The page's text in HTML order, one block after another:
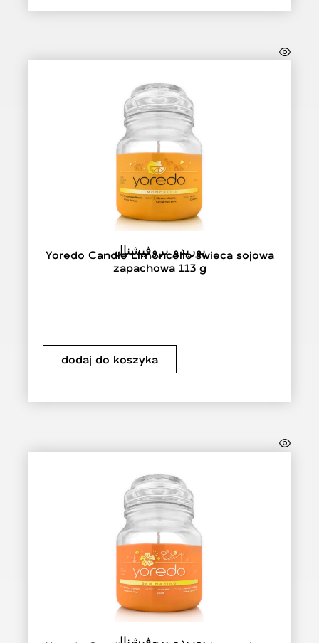
يوريدو بروفيشنال
Yoredo Candle Limoncello świeca sojowa
zapachowa 113 g
dodaj do koszyka